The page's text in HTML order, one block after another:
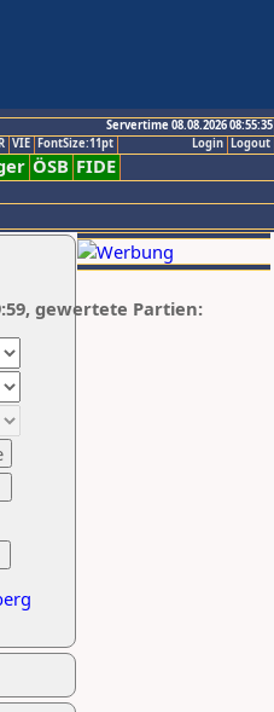
Servertime 08.08.2026 08:55:35
Logout
Login
VIE FontSize:11pt
ÖSB FIDE
gewertete Partien: